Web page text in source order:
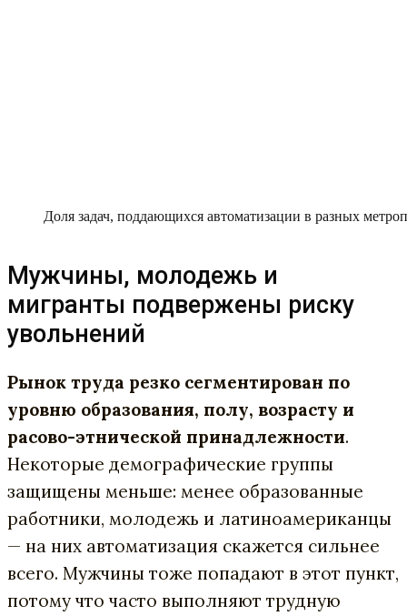
Доля задач, поддающихся автоматизации в разных
Мужчины, молодежь и
мигранты подвержены риску
увольнений
Рынок труда резко сегментирован по
уровню образования, полу, возрасту и
расово-этнической принадлежности.
Некоторые демографические группы
защищены меньше: менее образованные
работники, молодежь и латиноамериканцы
— на них автоматизация скажется сильнее
всего. Мужчины тоже попадают в этот пункт,
потому что часто выполняют трудную